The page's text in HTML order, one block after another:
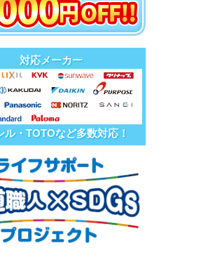
対応メーカー
ル・TOTOなど多数対応！